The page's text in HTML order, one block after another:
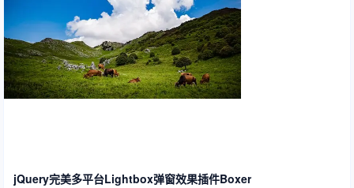
jQuery完美多平台Lightbox弹窗效果插件Boxer